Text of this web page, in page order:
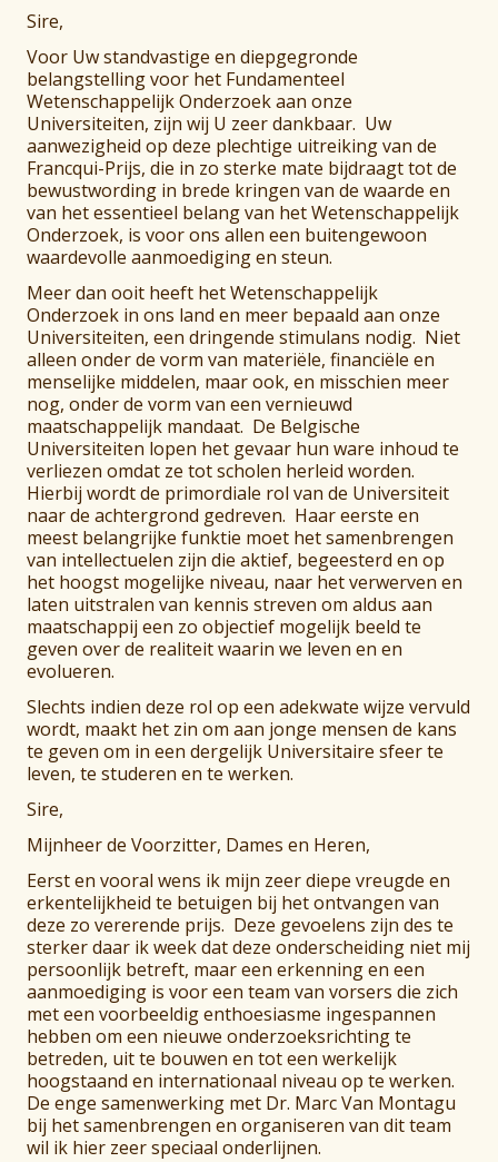
Sire,
Voor Uw standvastige en diepgegronde
belangstelling voor het Fundamenteel
Wetenschappelijk Onderzoek aan onze
Universiteiten, zijn wij U zeer dankbaar. Uw
aanwezigheid op deze plechtige uitreiking van de
Francqui-Prijs, die in zo sterke mate bijdraagt tot de
bewustwording in brede kringen van de waarde en
van het essentieel belang van het Wetenschappelijk
Onderzoek, is voor ons allen een buitengewoon
waardevolle aanmoediging en steun.
Meer dan ooit heeft het Wetenschappelijk
Onderzoek in ons land en meer bepaald aan onze
Universiteiten, een dringende stimulans nodig. Niet
alleen onder de vorm van materiële, financiële en
menselijke middelen, maar ook, en misschien meer
nog, onder de vorm van een vernieuwd
maatschappelijk mandaat. De Belgische
Universiteiten lopen het gevaar hun ware inhoud te
verliezen omdat ze tot scholen herleid worden.
Hierbij wordt de primordiale rol van de Universiteit
naar de achtergrond gedreven. Haar eerste en
meest belangrijke funktie moet het samenbrengen
van intellectuelen zijn die aktief, begeesterd en op
het hoogst mogelijke niveau, naar het verwerven en
laten uitstralen van kennis streven om aldus aan
maatschappij een zo objectief mogelijk beeld te
geven over de realiteit waarin we leven en en
evolueren.
Slechts indien deze rol op een adekwate wijze vervuld
wordt, maakt het zin om aan jonge mensen de kans
te geven om in een dergelijk Universitaire sfeer te
leven, te studeren en te werken.
Sire,
Mijnheer de Voorzitter, Dames en Heren,
Eerst en vooral wens ik mijn zeer diepe vreugde en
erkentelijkheid te betuigen bij het ontvangen van
deze zo vererende prijs. Deze gevoelens zijn des te
sterker daar ik week dat deze onderscheiding niet mij
persoonlijk betreft, maar een erkenning en een
aanmoediging is voor een team van vorsers die zich
met een voorbeeldig enthoesiasme ingespannen
hebben om een nieuwe onderzoeksrichting te
betreden, uit te bouwen en tot een werkelijk
hoogstaand en internationaal niveau op te werken.
De enge samenwerking met Dr. Marc Van Montagu
bij het samenbrengen en organiseren van dit team
wil ik hier zeer speciaal onderlijnen.